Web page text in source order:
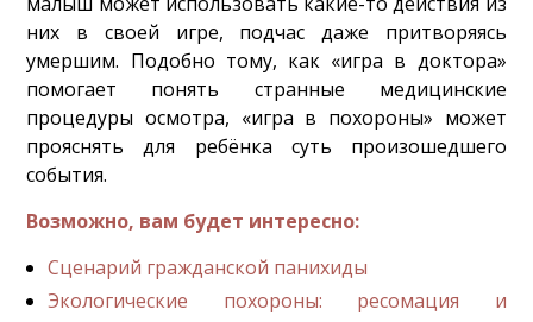
них в своей игре, подчас даже притворяясь
умершим. Подобно тому, как «игра в доктора»
помогает понять странные медицинские
процедуры осмотра, «игра в похороны» может
прояснять для ребёнка суть произошедшего
события.
Возможно, вам будет интересно:
Сценарий гражданской панихиды
Экологические похороны: ресомация и